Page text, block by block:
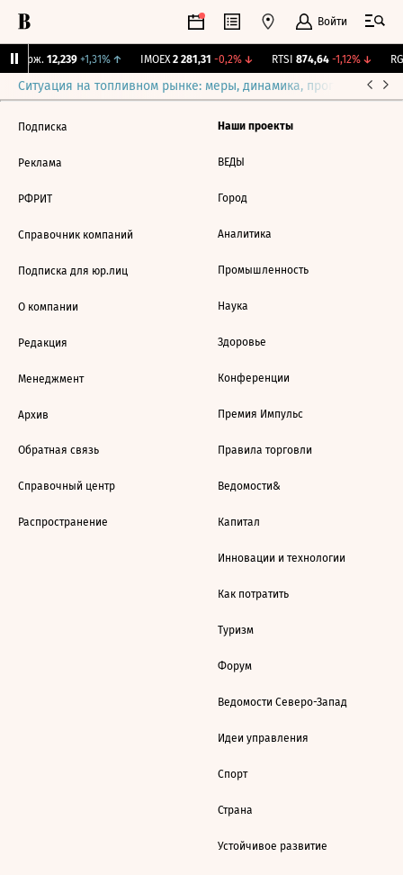
Войти
Бирж. 12,239 +1,31%↑ IMOEX 2 281,31 -0,2%↓ RTSI 874,64 -1,12%↓
Ситуация на топливном рынке: меры, динамика, прогнозы
Подписка
Реклама
РФРИТ
Справочник компаний
Подписка для юр.лиц
О компании
Редакция
Менеджмент
Архив
Обратная связь
Справочный центр
Распространение
Наши проекты
ВЕДЫ
Город
Аналитика
Промышленность
Наука
Здоровье
Конференции
Премия Импульс
Правила торговли
Ведомости&
Капитал
Инновации и технологии
Как потратить
Туризм
Форум
Ведомости Северо-Запад
Идеи управления
Спорт
Страна
Устойчивое развитие